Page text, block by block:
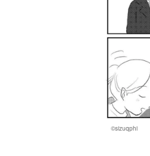
©sizuqphi